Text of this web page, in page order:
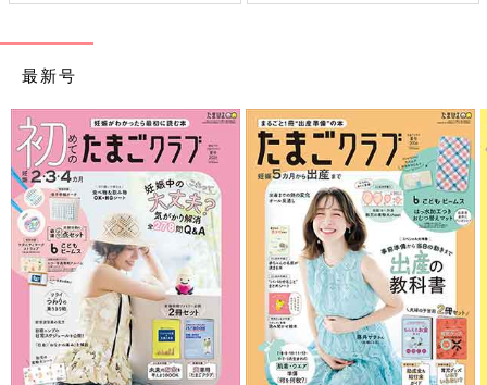
最新号